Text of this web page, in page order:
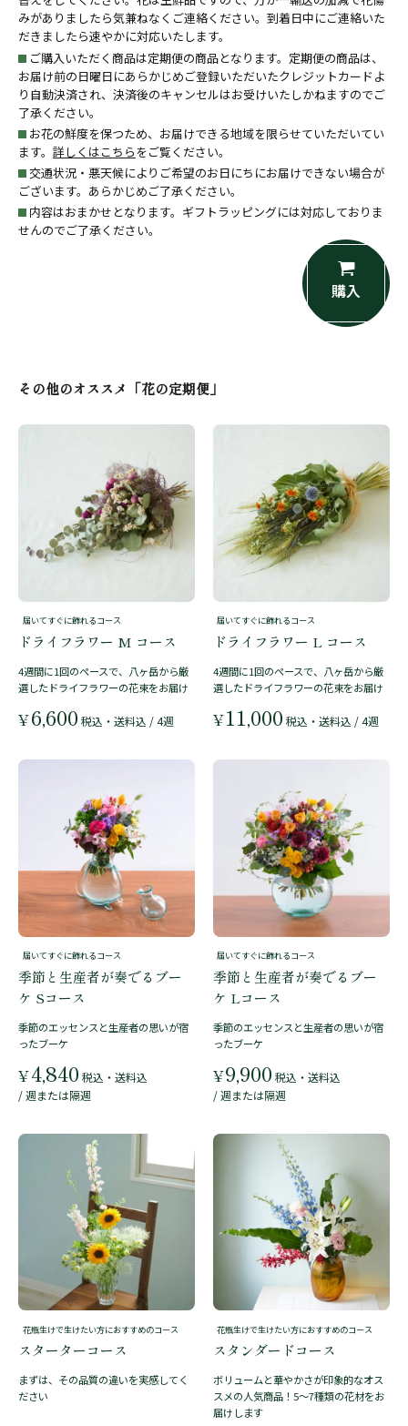
みがありましたら気兼ねなくご連絡ください。到着日中にご連絡いた
だきましたら速やかに対応いたします。
ご購入いただく商品は定期便の商品となります。定期便の商品は、
お届け前の日曜日にあらかじめご登録いただいたクレジットカードよ
り自動決済され、決済後のキャンセルはお受けいたしかねますのでご
了承ください。
お花の鮮度を保つため、お届けできる地域を限らせていただいてい
ます。 詳しくはこちら をご覧ください。
交通状況・悪天候によりご希望のお日にちにお届けできない場合が
ございます。あらかじめご了承ください。
内容はおまかせとなります。ギフトラッピングには対応しておりま
せんのでご了承ください。
購入
その他のオススメ「花の定期便」
届いてすぐに飾れるコース
ドライフラワー M コース
4週間に1回のペースで、八ヶ岳から厳
選したドライフラワーの花束をお届け
¥6,600 税込・送料込 / 4週
届いてすぐに飾れるコース
ドライフラワー L コース
4週間に1回のペースで、八ヶ岳から厳
選したドライフラワーの花束をお届け
¥11,000 税込・送料込 / 4週
届いてすぐに飾れるコース
季節と生産者が奏でるブー
ケ Sコース
季節のエッセンスと生産者の思いが宿
ったブーケ
¥4,840 税込・送料込
/ 週または隔週
届いてすぐに飾れるコース
季節と生産者が奏でるブー
ケ Lコース
季節のエッセンスと生産者の思いが宿
ったブーケ
¥9,900 税込・送料込
/ 週または隔週
花瓶生けで生けたい方におすすめのコース
スターターコース
まずは、その品質の違いを実感してく
ださい
花瓶生けで生けたい方におすすめのコース
スタンダードコース
ボリュームと華やかさが印象的なオス
スメの人気商品！5～7種類の花材をお
届けします